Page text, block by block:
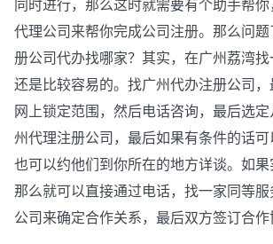
同时进行，那么这时就需要有个助手帮
代理公司来帮你完成公司注册。那么问
册公司代办找哪家？其实，在广州荔湾找
还是比较容易的。找广州代办注册公司
网上锁定范围，然后电话咨询，最后选
州代理注册公司，最后如果有条件的话可
也可以约他们到你所在的地方详谈。如果
那么就可以直接通过电话，找一家同等
公司来确定合作关系，最后双方签订合作